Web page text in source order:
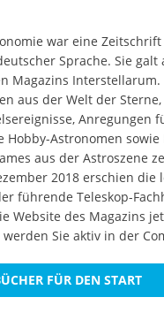
war eine
Sprache. Sie galt
Magazins Interstellarum.
aus der Welt der
Anregungen
Hobby-Astronomen
aus der Astroszene
2018 erschien die
führende Teleskop-
Website des Magazins
Sie aktiv in der
FÜR DEN START